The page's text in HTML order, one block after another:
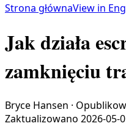
Strona głównaView in
Jak działa
zamknięciu
Bryce Hansen ·
Zaktualizowano 2026-05-